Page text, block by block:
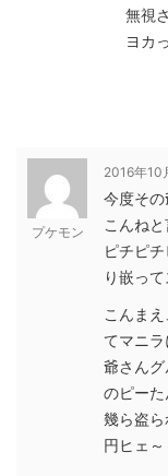
無視
ヨカ
プケモン
2016年10
今度そ
こんねと
ピチピ
り嵌っ
こんま
てマニ
爺さん
のピーた
幾ら盗
円ヒェ～